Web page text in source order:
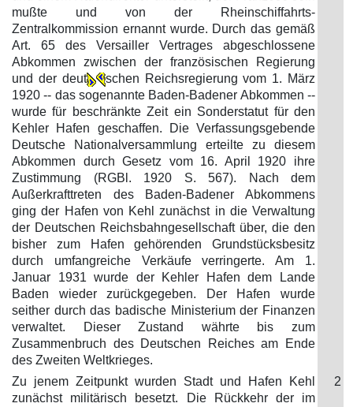
mußte und von der Rheinschiffahrts-
Zentralkommission ernannt wurde. Durch das gemäß
Art. 65 des Versailler Vertrages abgeschlossene
Abkommen zwischen der französischen Regierung
und der deut
schen Reichsregierung vom 1. März
1920 -- das sogenannte Baden-Badener Abkommen --
wurde für beschränkte Zeit ein Sonderstatut für den
Kehler Hafen geschaffen. Die Verfassungsgebende
Deutsche Nationalversammlung erteilte zu diesem
Abkommen durch Gesetz vom 16. April 1920 ihre
Zustimmung (RGBl. 1920 S. 567). Nach dem
Außerkrafttreten des Baden-Badener Abkommens
ging der Hafen von Kehl zunächst in die Verwaltung
der Deutschen Reichsbahngesellschaft über, die den
bisher zum Hafen gehörenden Grundstücksbesitz
durch umfangreiche Verkäufe verringerte. Am 1.
Januar 1931 wurde der Kehler Hafen dem Lande
Baden wieder zurückgegeben. Der Hafen wurde
seither durch das badische Ministerium der Finanzen
verwaltet. Dieser Zustand währte bis zum
Zusammenbruch des Deutschen Reiches am Ende
des Zweiten Weltkrieges.
Zu jenem Zeitpunkt wurden Stadt und Hafen Kehl
zunächst militärisch besetzt. Die Rückkehr der im
2